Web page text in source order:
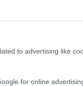
to advertising like
for online
στη διεθνή
Volvo. Η
στάνταρ και